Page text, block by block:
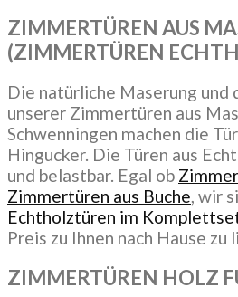
ZIMMERTÜREN AUS
(ZIMMERTÜREN
Die natürliche Maserung und
unserer Zimmertüren aus
Schwenningen machen die
Hingucker. Die Türen aus
und belastbar. Egal ob
Zimmertüren aus Buche, wir
Echtholztüren im
Preis zu Ihnen nach Hause zu
ZIMMERTÜREN HOLZ